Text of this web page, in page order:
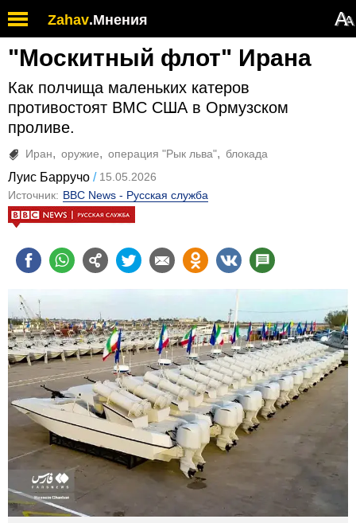
Zahav.Мнения АА
"Москитный флот" Ирана
Как полчища маленьких катеров
противостоят ВМС США в Ормузском
проливе.
Иран оружие операция "Рык льва" блокада
Луис Барручо
15.05.2026
Источник: BBC News - Русская служба